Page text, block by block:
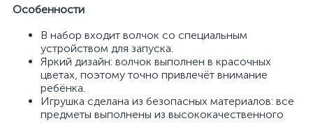
Особенности
В набор входит волчок со специальным
устройством для запуска.
Яркий дизайн: волчок выполнен в красочных
цветах, поэтому точно привлечёт внимание
ребёнка.
Игрушка сделана из безопасных материалов: все
предметы выполнены из высококачественного